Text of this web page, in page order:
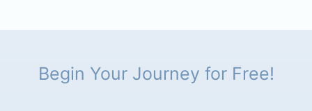
Begin Your Journey for Free!